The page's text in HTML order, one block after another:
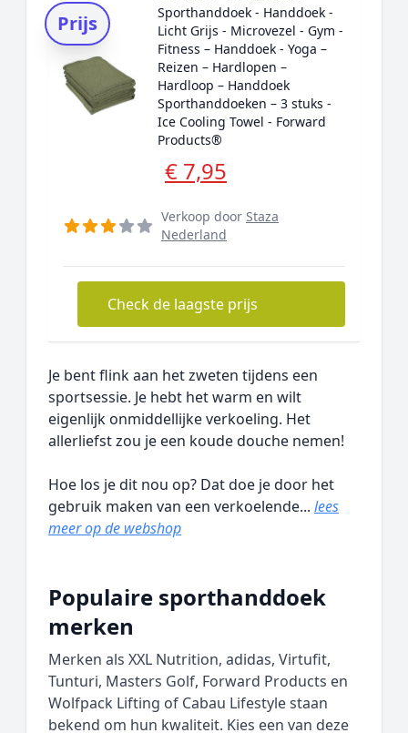
Prijs
Sporthanddoek - Handdoek -
Licht Grijs - Microvezel - Gym -
Fitness – Handdoek - Yoga –
Reizen – Hardlopen –
Hardloop – Handdoek
Sporthanddoeken – 3 stuks -
Ice Cooling Towel - Forward
Products®
€ 7,95
Verkoop door Staza
Nederland
Check de laagste prijs
Je bent flink aan het zweten tijdens een
sportsessie. Je hebt het warm en wilt
eigenlijk onmiddellijke verkoeling. Het
allerliefst zou je een koude douche nemen!
Hoe los je dit nou op? Dat doe je door het
gebruik maken van een verkoelende... lees
meer op de webshop
Populaire sporthanddoek
merken
Merken als XXL Nutrition, adidas, Virtufit,
Tunturi, Masters Golf, Forward Products en
Wolfpack Lifting of Cabau Lifestyle staan
bekend om hun kwaliteit. Kies een van deze